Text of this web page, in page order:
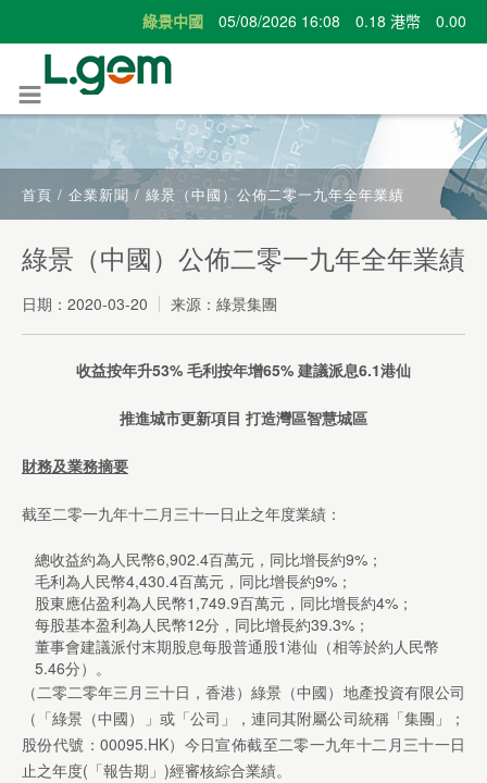
首頁 / 企業新聞 / 綠景（中國）公佈二零一九年全年業績
綠景（中國）公佈二零一九年全年業績
日期： 2020-03-20 来源：綠景集團
收益按年升53% 毛利按年增65% 建議派息6.1港仙
推進城市更新項目 打造灣區智慧城區
財務及業務摘要
截至二零一九年十二月三十一日止之年度業績：
總收益約為人民幣6,902.4百萬元，同比增長約9%；
毛利為人民幣4,430.4百萬元，同比增長約9%；
股東應佔盈利為人民幣1,749.9百萬元，同比增長約4%；
每股基本盈利為人民幣12分，同比增長約39.3%；
董事會建議派付末期股息每股普通股1港仙（相等於約人民幣
5.46分）。
（二零二零年三月三十日，香港）綠景（中國）地產投資有限公司
（「綠景（中國）」或「公司」，連同其附屬公司統稱「集團」；
股份代號：00095.HK）今日宣佈截至二零一九年十二月三十一日
止之年度(「報告期」)經審核綜合業績。